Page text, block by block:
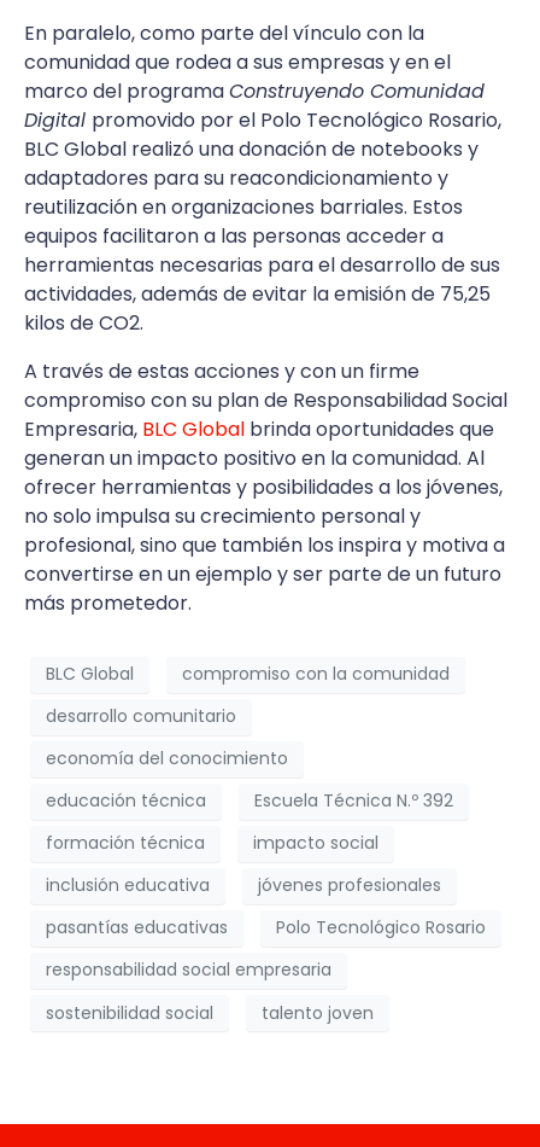
En paralelo, como parte del vínculo con la
comunidad que rodea a sus empresas y en el
marco del programaConstruyendo Comunidad
Digital promovido por el Polo Tecnológico Rosario,
BLC Global realizó una donación de notebooks y
adaptadores para su reacondicionamiento y
reutilización en organizaciones barriales. Estos
equipos facilitaron a las personas acceder a
herramientas necesarias para el desarrollo de sus
actividades, además de evitar la emisión de 75,25
kilos de CO2.
A través de estas acciones y con un firme
compromiso con su plan de Responsabilidad Social
Empresaria, BLC Global brinda oportunidades que
generan un impacto positivo en la comunidad. Al
ofrecer herramientas y posibilidades a los jóvenes,
no solo impulsa su crecimiento personal y
profesional, sino que también los inspira y motiva a
convertirse en un ejemplo y ser parte de un futuro
más prometedor.
BLC Global
compromiso con la comunidad
desarrollo comunitario
economía del conocimiento
educación técnica
Escuela Técnica N.º 392
formación técnica
impacto social
inclusión educativa
jóvenes profesionales
pasantías educativas
Polo Tecnológico Rosario
responsabilidad social empresaria
sostenibilidad social
talento joven